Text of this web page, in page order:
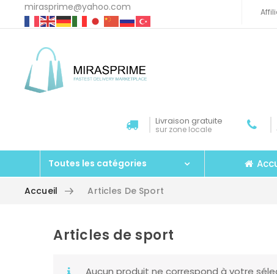
mirasprime@yahoo.com
Livraison gratuite
sur zone locale
Toutes les catégories
Accueil Articles De Sport
Aller au contenu
Articles de sport
Aucun produit ne correspond à votre